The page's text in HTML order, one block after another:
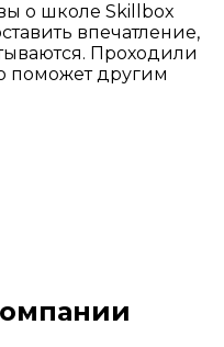
о школе Skillbox
впечатление,
Проходили
поможет другим